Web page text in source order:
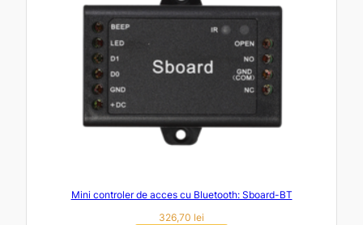
Mini controler de acces cu Bluetooth: Sboard-BT
326,70 lei